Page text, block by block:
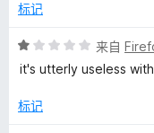
标记
评
分
/
来自
it's utterly useless
标记